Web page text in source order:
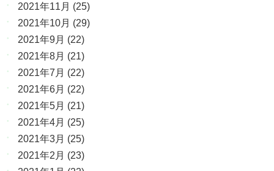
2021年11月 (25)
2021年10月 (29)
2021年9月 (22)
2021年8月 (21)
2021年7月 (22)
2021年6月 (22)
2021年5月 (21)
2021年4月 (25)
2021年3月 (25)
2021年2月 (23)